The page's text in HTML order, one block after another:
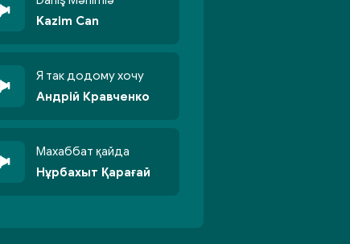
Kazim Can
Я так додому хочу
Андрій Кравченко
Махаббат қайда
Нұрбахыт Қарағай